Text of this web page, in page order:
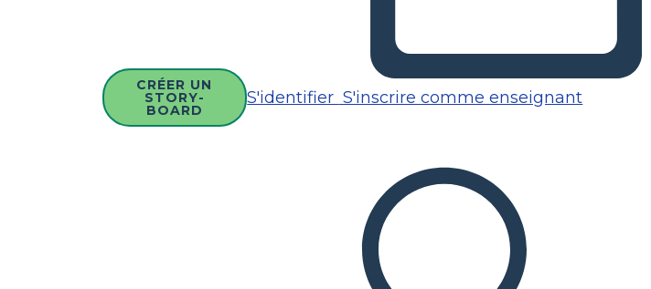
CRÉER UN
STORY-
BOARD
S'identifier S'inscrire comme enseignant